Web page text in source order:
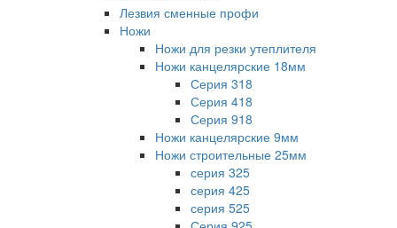
Лезвия сменные профи
Ножи
Ножи для резки утеплителя
Ножи канцелярские 18мм
Серия 318
Серия 418
Серия 918
Ножи канцелярские 9мм
Ножи строительные 25мм
серия 325
серия 425
серия 525